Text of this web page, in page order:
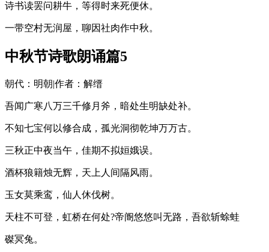
诗书读罢问耕牛，等得时来死便休。
一带空村无润屋，聊因社肉作中秋。
中秋节诗歌朗诵篇5
朝代：明朝|作者：解缙
吾闻广寒八万三千修月斧，暗处生明缺处补。
不知七宝何以修合成，孤光洞彻乾坤万万古。
三秋正中夜当午，佳期不拟姮娥误。
酒杯狼籍烛无辉，天上人间隔风雨。
玉女莫乘鸾，仙人休伐树。
天柱不可登，虹桥在何处?帝阍悠悠叫无路，吾欲斩蜍蛙
磔冥兔。